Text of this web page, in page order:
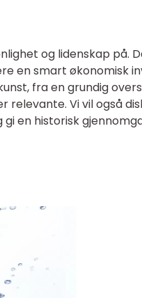
og lidenskap på.
en smart økonomisk
fra en grundig
relevante. Vi vil også
en historisk